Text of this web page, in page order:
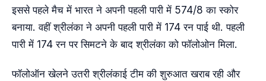
इससे पहले मैच में भारत ने अपनी पहली पारी में 574/8 का स्कोर
बनाया. वहीं श्रीलंका ने अपनी पहली पारी में 174 रन पाई थी. पहली
पारी में 174 रन पर सिमटने के बाद श्रीलंका को फॉलोओन मिला.
फॉलोऑन खेलने उतरी श्रीलंकाई टीम की शुरुआत खराब रही और